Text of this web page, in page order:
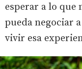
esperar a lo que
pueda negociar
vivir esa